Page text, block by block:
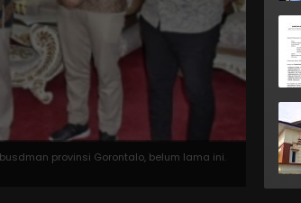
provinsi Gorontalo, belum lama ini.